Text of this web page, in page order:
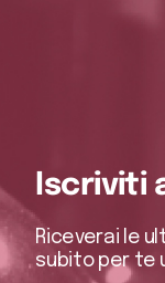
Iscriviti
Riceverai le
subito per te